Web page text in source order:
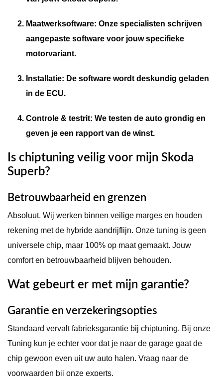
Maatwerksoftware: Onze specialisten schrijven
aangepaste software voor jouw specifieke
motorvariant.
Installatie: De software wordt deskundig geladen
in de ECU.
Controle & testrit: We testen de auto grondig en
geven je een rapport van de winst.
Is chiptuning veilig voor mijn Skoda
Superb?
Betrouwbaarheid en grenzen
Absoluut. Wij werken binnen veilige marges en houden
rekening met de hybride aandrijflijn. Onze tuning is geen
universele chip, maar 100% op maat gemaakt. Jouw
comfort en betrouwbaarheid blijven behouden.
Wat gebeurt er met mijn garantie?
Garantie en verzekeringsopties
Standaard vervalt fabrieksgarantie bij chiptuning. Bij onze
Tuning kun je echter voor dat je naar de garage gaat de
chip gewoon even uit uw auto halen. Vraag naar de
voorwaarden bij onze experts.